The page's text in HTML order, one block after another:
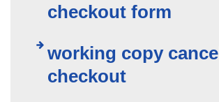
checkout form
working copy cancel
checkout